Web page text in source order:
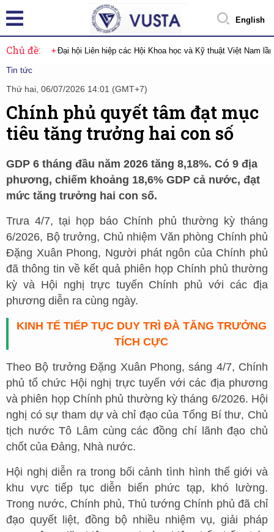
English
Chủ đề: Đại hội Liên hiệp các Hội Khoa học và Kỹ thuật Việt Nam
Tin tức
Thứ hai, 06/07/2026 14:01 (GMT+7)
Chính phủ quyết tâm đạt mục
tiêu tăng trưởng hai con số
GDP 6 tháng đầu năm 2026 tăng 8,18%. Có 9 địa
phương, chiếm khoảng 18,6% GDP cả nước, đạt
mức tăng trưởng hai con số.
Trưa 4/7, tại họp báo Chính phủ thường kỳ tháng
6/2026, Bộ trưởng, Chủ nhiệm Văn phòng Chính phủ
Đặng Xuân Phong, Người phát ngôn của Chính phủ
đã thông tin về kết quả phiên họp Chính phủ thường
kỳ và Hội nghị trực tuyến Chính phủ với các địa
phương diễn ra cùng ngày.
KINH TẾ TIẾP TỤC DUY TRÌ ĐÀ TĂNG TRƯỞNG
TÍCH CỰC
Theo Bộ trưởng Đặng Xuân Phong, sáng 4/7, Chính
phủ tổ chức Hội nghị trực tuyến với các địa phương
và phiên họp Chính phủ thường kỳ tháng 6/2026. Hội
nghị có sự tham dự và chỉ đạo của Tổng Bí thư, Chủ
tịch nước Tô Lâm cùng các đồng chí lãnh đạo chủ
chốt của Đảng, Nhà nước.
Hội nghị diễn ra trong bối cảnh tình hình thế giới và
khu vực tiếp tục diễn biến phức tạp, khó lường.
Trong nước, Chính phủ, Thủ tướng Chính phủ đã chỉ
đạo quyết liệt, đồng bộ nhiều nhiệm vụ, giải pháp